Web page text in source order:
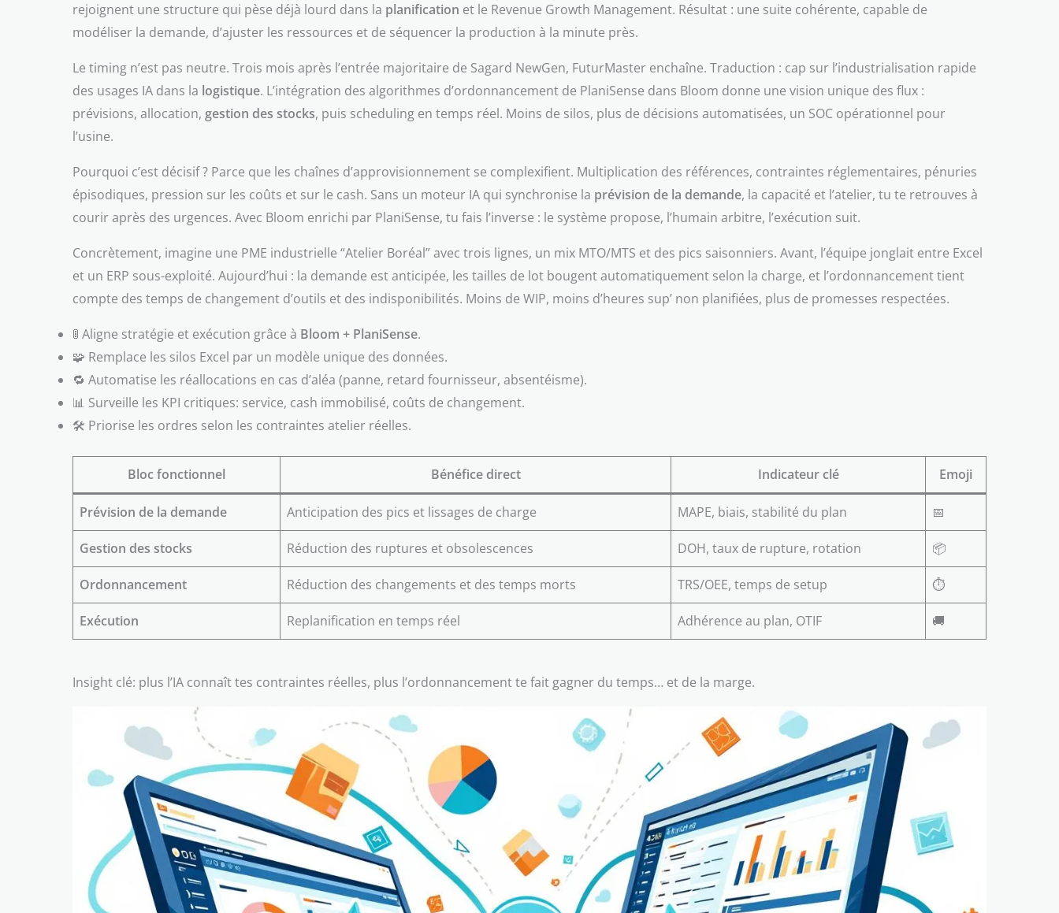
rejoignent une structure qui pèse déjà lourd dans la planification et le Revenue Growth Management. Résultat : une suite cohérente, capable de
modéliser la demande, d’ajuster les ressources et de séquencer la production à la minute près.
Le timing n’est pas neutre. Trois mois après l’entrée majoritaire de Sagard NewGen, FuturMaster enchaîne. Traduction : cap sur l’industrialisation rapide
des usages IA dans la logistique. L’intégration des algorithmes d’ordonnancement de PlaniSense dans Bloom donne une vision unique des flux :
prévisions, allocation, gestion des stocks, puis scheduling en temps réel. Moins de silos, plus de décisions automatisées, un SOC opérationnel pour
l’usine.
Pourquoi c’est décisif ? Parce que les chaînes d’approvisionnement se complexifient. Multiplication des références, contraintes réglementaires, pénuries
épisodiques, pression sur les coûts et sur le cash. Sans un moteur IA qui synchronise la prévision de la demande, la capacité et l’atelier, tu te retrouves à
courir après des urgences. Avec Bloom enrichi par PlaniSense, tu fais l’inverse : le système propose, l’humain arbitre, l’exécution suit.
Concrètement, imagine une PME industrielle “Atelier Boréal” avec trois lignes, un mix MTO/MTS et des pics saisonniers. Avant, l’équipe jonglait entre Excel
et un ERP sous-exploité. Aujourd’hui : la demande est anticipée, les tailles de lot bougent automatiquement selon la charge, et l’ordonnancement tient
compte des temps de changement d’outils et des indisponibilités. Moins de WIP, moins d’heures sup’ non planifiées, plus de promesses respectées.
🚦 Aligne stratégie et exécution grâce à Bloom + PlaniSense.
🧩 Remplace les silos Excel par un modèle unique des données.
🔁 Automatise les réallocations en cas d’aléa (panne, retard fournisseur, absentéisme).
📊 Surveille les KPI critiques: service, cash immobilisé, coûts de changement.
🛠️ Priorise les ordres selon les contraintes atelier réelles.
Bloc fonctionnel Bénéfice direct Indicateur clé Emoji
Prévision de la demande Anticipation des pics et lissages de charge MAPE, biais, stabilité du plan 📅
Gestion des stocks Réduction des ruptures et obsolescences DOH, taux de rupture, rotation 📦
Ordonnancement Réduction des changements et des temps morts TRS/OEE, temps de setup ⏱️
Exécution Replanification en temps réel Adhérence au plan, OTIF 🚚
Insight clé: plus l’IA connaît tes contraintes réelles, plus l’ordonnancement te fait gagner du temps… et de la marge.